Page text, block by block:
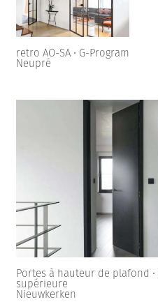
retro AO-SA • G-Program
Neupré
Portes à hauteur de plafond •
supérieure
Nieuwkerken